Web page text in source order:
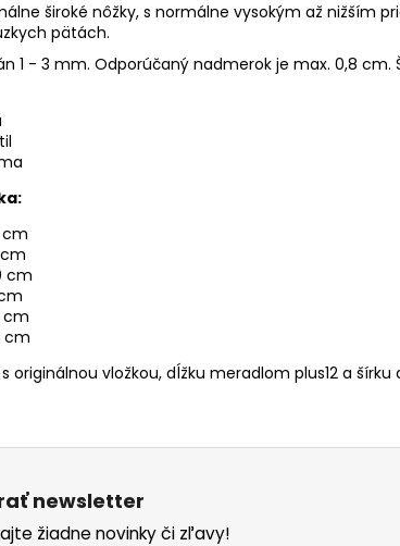
široké nôžky, s normálne vysokým až nižším
pätách.
1 - 3 mm. Odporúčaný nadmerok je max. 0,8 cm.
cm
cm
cm
cm
cm
originálnou vložkou, dĺžku meradlom plus12 a
newsletter
žiadne novinky či zľavy!